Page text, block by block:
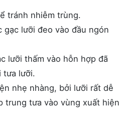
tránh nhiễm trùng.
gạc lưỡi đeo vào đầu ngón
lưỡi thấm vào hỗn hợp đã
tưa lưỡi.
nhẹ nhàng, bởi lưỡi rất dễ
trung tưa vào vùng xuất hiện